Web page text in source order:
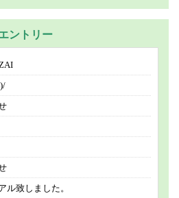
ントリー
ル致しました。